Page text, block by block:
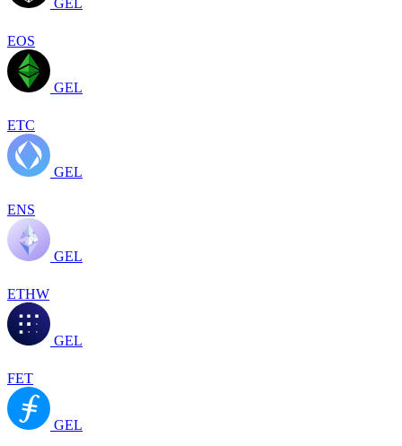
EOS
GEL
ETC
GEL
ENS
GEL
ETHW
GEL
FET
GEL